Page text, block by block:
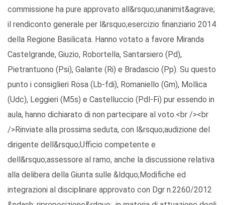
commissione ha pure approvato all&rsquo;unanimit&agrave;
il rendiconto generale per l&rsquo;esercizio finanziario 2014
della Regione Basilicata. Hanno votato a favore Miranda
Castelgrande, Giuzio, Robortella, Santarsiero (Pd),
Pietrantuono (Psi), Galante (Ri) e Bradascio (Pp). Su questo
punto i consiglieri Rosa (Lb-fdi), Romaniello (Gm), Mollica
(Udc), Leggieri (M5s) e Castelluccio (Pdl-Fi) pur essendo in
aula, hanno dichiarato di non partecipare al voto.<br /><br
/>Rinviate alla prossima seduta, con l&rsquo;audizione del
dirigente dell&rsquo;Ufficio competente e
dell&rsquo;assessore al ramo, anche la discussione relativa
alla delibera della Giunta sulle &ldquo;Modifiche ed
integrazioni al disciplinare approvato con Dgr n.2260/2012